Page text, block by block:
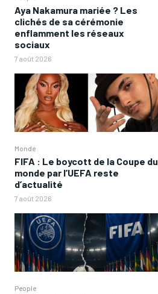
Aya Nakamura mariée ? Les
clichés de sa cérémonie
enflamment les réseaux
sociaux
7 août 2026
Monde
FIFA : Le boycott de la Coupe du
monde par l’UEFA reste
d’actualité
7 août 2026
People